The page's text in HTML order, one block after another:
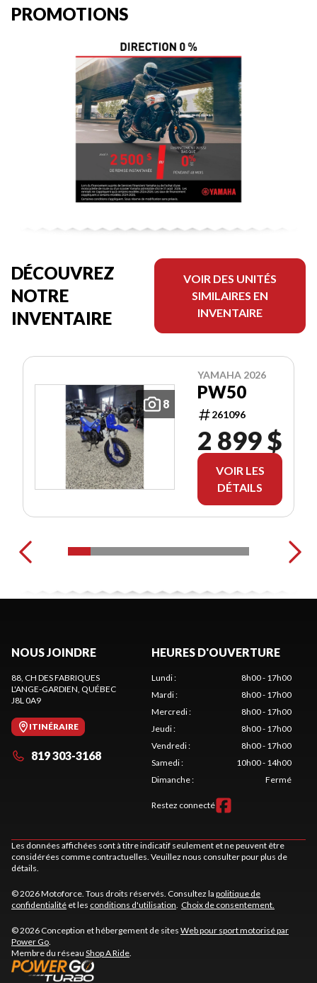
PROMOTIONS
DÉCOUVREZ
NOTRE
INVENTAIRE
VOIR DES UNITÉS
SIMILAIRES EN
INVENTAIRE
8
YAMAHA 2026
PW50
261096
2 899 $
VOIR LES
DÉTAILS
NOUS JOINDRE
88, CH DES FABRIQUES
L'ANGE-GARDIEN, QUÉBEC
J8L 0A9
ITINÉRAIRE
819 303-3168
HEURES D'OUVERTURE
Lundi:
8h00 - 17h00
Mardi:
8h00 - 17h00
Mercredi:
8h00 - 17h00
Jeudi:
8h00 - 17h00
Vendredi:
8h00 - 17h00
Samedi:
10h00 - 14h00
Dimanche: Fermé
Restez connecté
Les données affichées sont à titre indicatif seulement et ne peuvent être
considérées comme contractuelles. Veuillez nous consulter pour plus de
détails.
© 2026 Motoforce. Tous droits réservés. Consultez la politique de
confidentialité et les conditions d'utilisation. Choix de consentement.
© 2026 Conception et hébergement de sites Web pour sport motorisé par
Power Go.
Membre du réseau Shop A Ride.